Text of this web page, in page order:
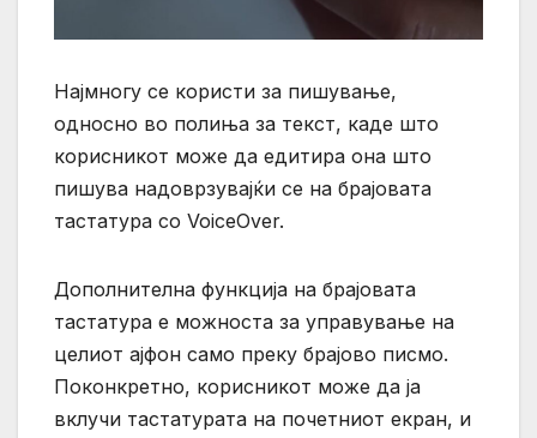
Најмногу се користи за пишување,
односно во полиња за текст, каде што
корисникот може да едитира она што
пишува надоврзувајќи се на брајовата
тастатура со VoiceOver.
Дополнителна функција на брајовата
тастатура е можноста за управување на
целиот ајфон само преку брајово писмо.
Поконкретно, корисникот може да ја
вклучи тастатурата на почетниот екран, и